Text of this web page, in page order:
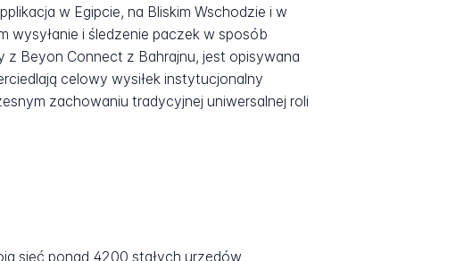
w Egipcie, na Bliskim Wschodzie i w
wysyłanie i śledzenie paczek w sposób
Beyon Connect z Bahrajnu, jest opisywana
celowy wysiłek instytucjonalny
zachowaniu tradycyjnej uniwersalnej roli
sieć ponad 4200 stałych urzędów